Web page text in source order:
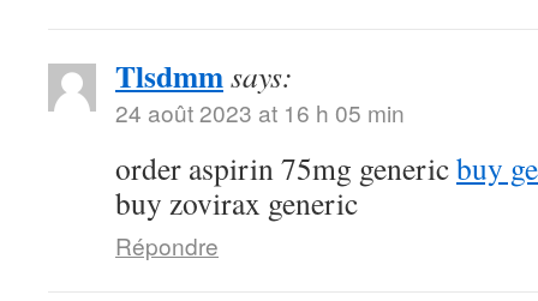
Tlsdmmsays:
24 août 2023 at 16 h 05 min
order aspirin 75mg genericbuy
buy zovirax generic
Répondre